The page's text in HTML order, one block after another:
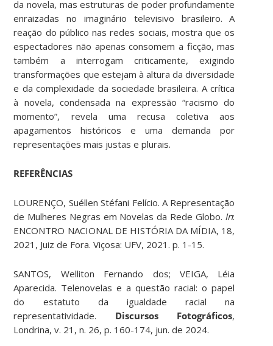
da novela, mas estruturas de poder profundamente
enraizadas no imaginário televisivo brasileiro. A
reação do público nas redes sociais, mostra que os
espectadores não apenas consomem a ficção, mas
também a interrogam criticamente, exigindo
transformações que estejam à altura da diversidade
e da complexidade da sociedade brasileira. A crítica
à novela, condensada na expressão “racismo do
momento”, revela uma recusa coletiva aos
apagamentos históricos e uma demanda por
representações mais justas e plurais.
REFERÊNCIAS
LOURENÇO, Suéllen Stéfani Felício. A Representação
de Mulheres Negras em Novelas da Rede Globo. In:
ENCONTRO NACIONAL DE HISTÓRIA DA MÍDIA, 18,
2021, Juiz de Fora. Viçosa: UFV, 2021. p. 1-15.
SANTOS, Welliton Fernando dos; VEIGA, Léia
Aparecida. Telenovelas e a questão racial: o papel
do estatuto da igualdade racial na
representatividade. Discursos Fotográficos,
Londrina, v. 21, n. 26, p. 160-174, jun. de 2024.